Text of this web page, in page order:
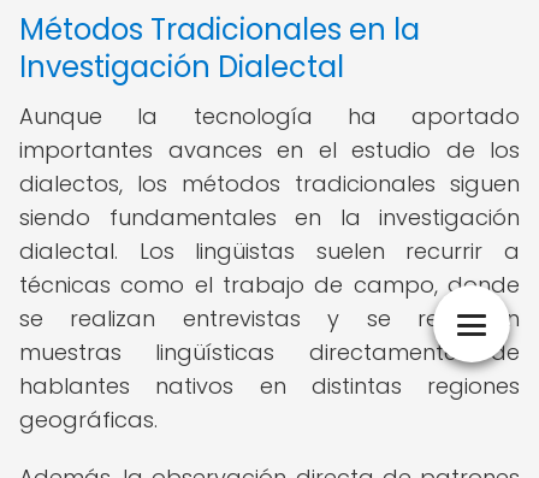
Métodos Tradicionales en la
Investigación Dialectal
Aunque la tecnología ha aportado
importantes avances en el estudio de los
dialectos, los métodos tradicionales siguen
siendo fundamentales en la investigación
dialectal. Los lingüistas suelen recurrir a
técnicas como el trabajo de campo, donde
se realizan entrevistas y se recopilan
muestras lingüísticas directamente de
hablantes nativos en distintas regiones
geográficas.